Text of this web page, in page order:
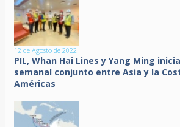
12 de Agosto de 2022
PIL, Whan Hai Lines y Yang Ming
semanal conjunto entre Asia y la
Américas